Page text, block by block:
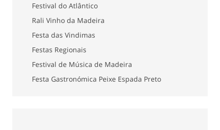
Festival do Atlântico
Rali Vinho da Madeira
Festa das Vindimas
Festas Regionais
Festival de Música de Madeira
Festa Gastronómica Peixe Espada Preto